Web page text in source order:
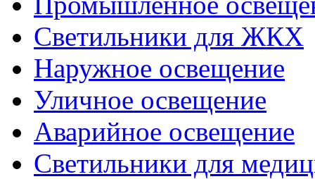
Светильники для ЖКХ
Наружное освещение
Уличное освещение
Аварийное освещение
Светильники для